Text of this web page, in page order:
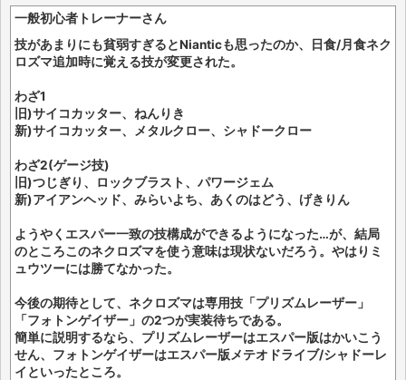
一般初心者トレーナーさん
技があまりにも貧弱すぎるとNianticも思ったのか、日食/月食ネク
ロズマ追加時に覚える技が変更された。
わざ1
旧)サイコカッター、ねんりき
新)サイコカッター、メタルクロー、シャドークロー
わざ2(ゲージ技)
旧)つじぎり、ロックブラスト、パワージェム
新)アイアンヘッド、みらいよち、あくのはどう、げきりん
ようやくエスパー一致の技構成ができるようになった…が、結局
のところこのネクロズマを使う意味は現状ないだろう。やはりミ
ュウツーには勝てなかった。
今後の期待として、ネクロズマは専用技「プリズムレーザー」
「フォトンゲイザー」の2つが実装待ちである。
簡単に説明するなら、プリズムレーザーはエスパー版はかいこう
せん、フォトンゲイザーはエスパー版メテオドライブ/シャドーレ
イといったところ。